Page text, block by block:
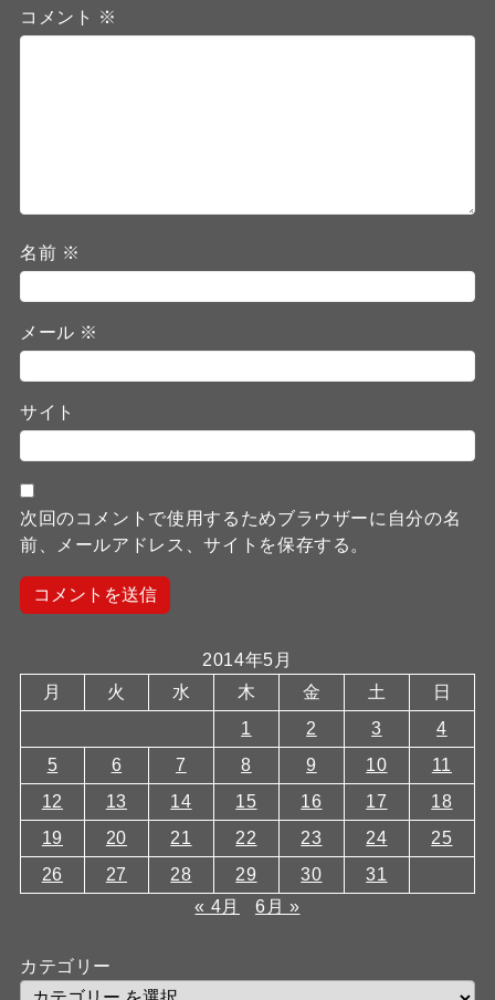
コメント ※
名前 ※
メール ※
サイト
次回のコメントで使用するためブラウザーに自分の名
前、メールアドレス、サイトを保存する。
2014年5月
月
火 水 木 金 土
日
1
2 3
4
5
6 7 8 9 10
11
12
13 14 15 16 17
18
19
20 21 22 23 24
25
26
27 28 29 30
31
« 4月
6月 »
カテゴリー